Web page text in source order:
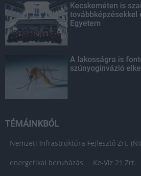
Kecskeméten is
továbbképzésekkel
Egyetem
A lakosságra is
szúnyoginvázió
TÉMÁINKBÓL
Nemzeti Infrastruktúra Fejlesztő Zrt.
energetikai beruházás Ke-Víz 21 Zrt.